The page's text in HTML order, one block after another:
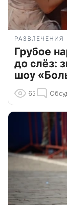
РАЗВЛЕЧЕНИЯ
Грубое
до слёз:
шоу
65